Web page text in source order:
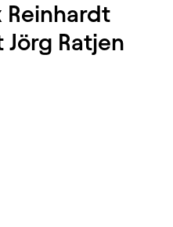
Reinhardt
Ratjen